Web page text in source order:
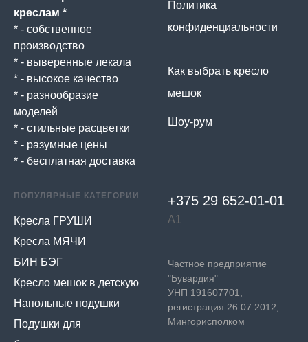
креслам *
* - собственное
производство
* - выверенные лекала
* - высокое качество
* - разнообразие
моделей
* - стильные расцветки
* - разумные цены
* - бесплатная доставка
Политика
конфиденциальности
Как выбрать кресло
мешок
Шоу-рум
ПОПУЛЯРНЫЕ КАТЕГОРИИ
Кресла ГРУШИ
Кресла МЯЧИ
БИН БЭГ
Кресло мешок в детскую
Напольные подушки
Подушки для
+375 29 652-01-01
А1
Частное предприятие
"Бувардия"
УНП 191607701,
регистрация 26.07.2012,
Мингорисполком